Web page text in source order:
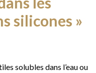
silicones »
solubles dans l’eau ou